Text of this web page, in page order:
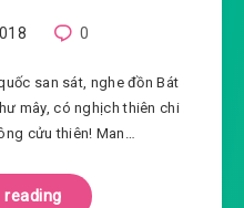
0
san sát, nghe đồn Bát
mây, có nghịch thiên chi
cửu thiên! Man…